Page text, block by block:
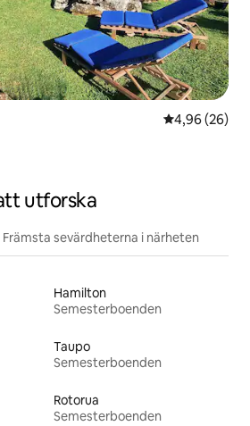
4,96 av 5 i
4,96 (26)
utforska
Främsta sevärdheterna i närheten
Hamilton
Semesterboenden
Taupo
Semesterboenden
Rotorua
Semesterboenden